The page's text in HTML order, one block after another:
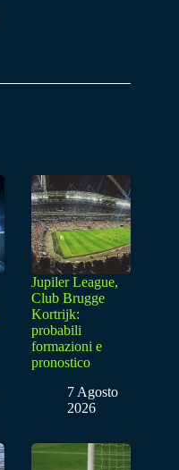
Jupiler League,
Club Brugge
Kortrijk:
probabili
formazioni e
pronostico
7 Agosto
2026